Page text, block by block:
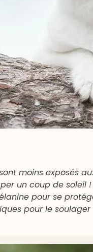
moins exposés
un coup de soleil
pour se
pour le